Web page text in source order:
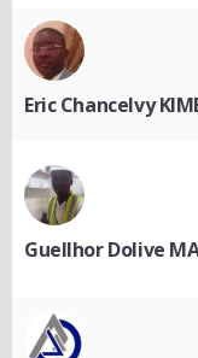
Eric Chancelvy
Guellhor Dolive